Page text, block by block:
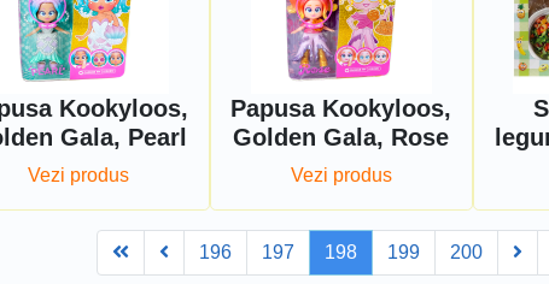
Kookyloos,
Gala, Pearl
Vezi produs
Papusa Kookyloos,
Golden Gala, Rose
Vezi produs
FirstPrev196 197 198 199 200